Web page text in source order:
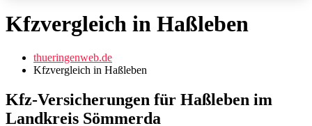
Kfzvergleich in Haßleben
thueringenweb.de
Kfzvergleich in Haßleben
Kfz-Versicherungen für Haßleben im
Landkreis Sömmerda